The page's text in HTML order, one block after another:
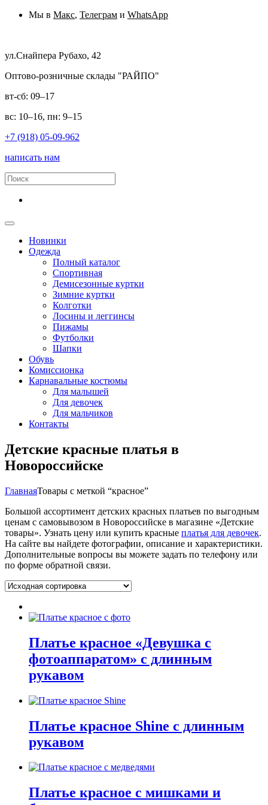
Мы в Макс, Телеграм и WhatsApp
ул.Снайпера Рубахо, 42
Оптово-розничные склады "РАЙПО"
вт-сб: 09–17
вс: 10–16, пн: 9–15
+7 (918) 05-09-962
написать нам
Новинки
Одежда
Полный каталог
Спортивная
Демисезонные куртки
Зимние куртки
Колготки
Лосины и леггинсы
Пижамы
Футболки
Шапки
Обувь
Комиссионка
Карнавальные костюмы
Для малышей
Для девочек
Для мальчиков
Контакты
Детские красные платья в
Новороссийске
ГлавнаяТовары с меткой “красное”
Большой ассортимент детских красных платьев по выгодным
ценам с самовывозом в Новороссийске в магазине «Детские
товары». Узнать цену или купить красные платья для девочек.
На сайте вы найдете фотографии, описание и характеристики.
Дополнительные вопросы вы можете задать по телефону или
по форме обратной связи.
Платье красное «Девушка с
фотоаппаратом» с длинным
рукавом
Платье красное Shine с длинным
рукавом
Платье красное с мишками и